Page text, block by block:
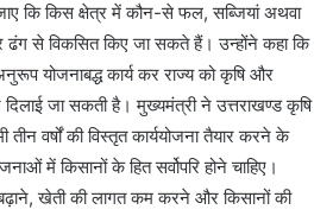
कि किस क्षेत्र में कौन-से फल, सब्जियां अथवा
ढंग से विकसित किए जा सकते हैं। उन्होंने कहा कि
योजनाबद्ध कार्य कर राज्य को कृषि और
दिलाई जा सकती है। मुख्यमंत्री ने उत्तराखण्ड कृषि
तीन वर्षों की विस्तृत कार्ययोजना तैयार करने के
में किसानों के हित सर्वोपरि होने चाहिए।
खेती की लागत कम करने और किसानों की